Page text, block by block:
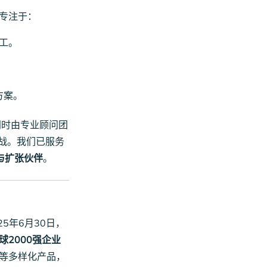
注于：
。
。
由专业顾问团
。我们已服务
扩张伙伴。
年6月30日，
2000强企业
多样化产品，